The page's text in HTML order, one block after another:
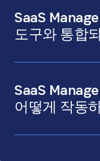
SaaS
도구와 통합
Jira Service
Freshservice
SaaS
어떻게 작동